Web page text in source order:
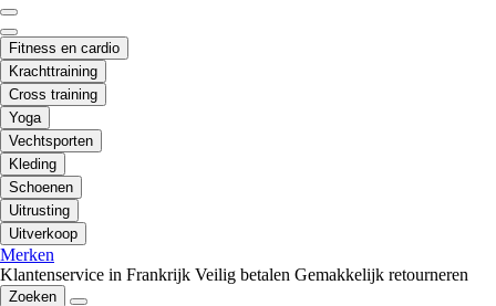
Fitness en cardio
Krachttraining
Cross training
Yoga
Vechtsporten
Kleding
Schoenen
Uitrusting
Uitverkoop
Merken
Klantenservice in Frankrijk Veilig betalen Gemakkelijk retourneren
Zoeken